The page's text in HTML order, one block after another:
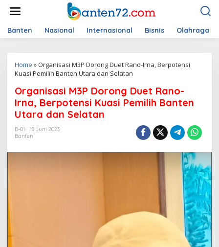
t
Banten Nasional Internasional Bisnis Olahraga
Home »Organisasi M3P Dorong Duet Rano-Irna, Berpotensi
Kuasi Pemilih Banten Utara dan Selatan
Organisasi M3P Dorong Duet Rano-
Irna, Berpotensi Kuasi Pemilih Banten
Utara dan Selatan
B-01
18 Juni 2023
Banten